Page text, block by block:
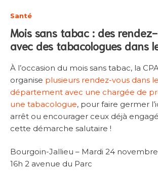
Santé
Mois sans tabac : des
avec des tabacologues dans
À l’occasion du mois sans tabac, la
organise plusieurs rendez-vous dans le
département avec une chargée de
une tabacologue, pour faire germer
arrêt ou encourager ceux déjà
cette démarche salutaire !
Bourgoin-Jallieu – Mardi 24
16h 2 avenue du Parc